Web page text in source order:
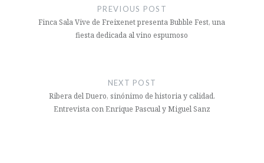
entradas
PREVIOUS POST
Finca Sala Vive de Freixenet presenta Bubble Fest, una
fiesta dedicada al vino espumoso
NEXT POST
Ribera del Duero, sinónimo de historia y calidad.
Entrevista con Enrique Pascual y Miguel Sanz